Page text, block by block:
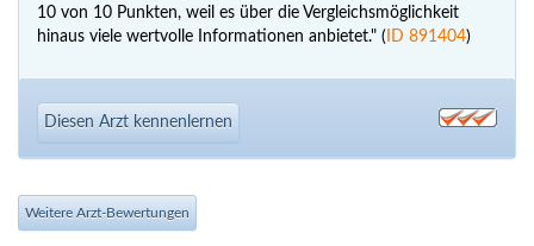
10 von 10 Punkten, weil es über die Vergleichsmöglichkeit
hinaus viele wertvolle Informationen anbietet." ( ID 891404)
Diesen Arzt kennenlernen
Weitere Arzt-Bewertungen